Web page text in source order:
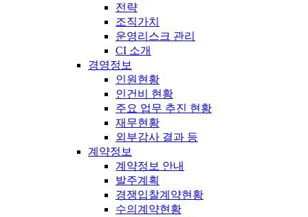
전략
조직가치
운영리스크 관리
CI 소개
경영정보
인원현황
인건비 현황
주요 업무 추진 현황
재무현황
외부감사 결과 등
계약정보
계약정보 안내
발주계획
경쟁입찰계약현황
수의계약현황